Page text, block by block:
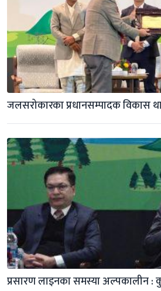
जलसरोकारका प्रधानसम्पादक विकास
प्रसारण लाइनका समस्या अल्पकालीन :